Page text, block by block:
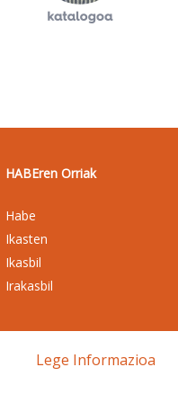
HABEren Orriak
Habe
Ikasten
Ikasbil
Irakasbil
Lege Informazioa